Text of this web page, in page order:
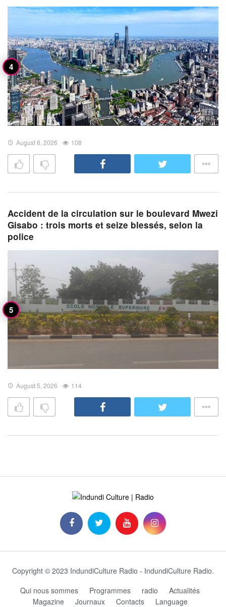
August 6, 2026 108
Accident de la circulation sur le boulevard Mwezi
Gisabo : trois morts et seize blessés, selon la
police
August 5, 2026 114
Copyright © 2023 IndundiCulture Radio - IndundiCulture Radio.
Qui nous sommes
Programmes radio
Actualités
Magazine
Journaux Contacts Language